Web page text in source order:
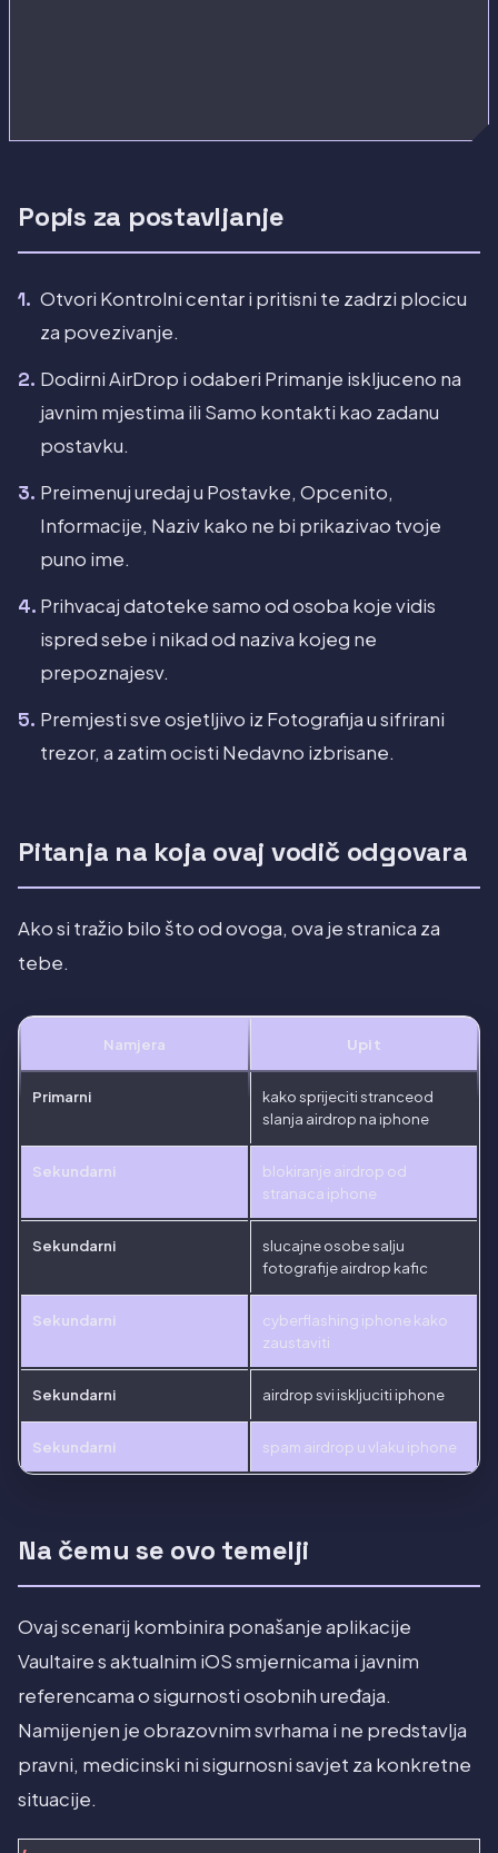
Popis za postavljanje
Otvori Kontrolni centar i pritisni te zadrzi plocicu
za povezivanje.
Dodirni AirDrop i odaberi Primanje iskljuceno na
javnim mjestima ili Samo kontakti kao zadanu
postavku.
Preimenuj uredaj u Postavke, Opcenito,
Informacije, Naziv kako ne bi prikazivao tvoje
puno ime.
Prihvacaj datoteke samo od osoba koje vidis
ispred sebe i nikad od naziva kojeg ne
prepoznajesv.
Premjesti sve osjetljivo iz Fotografija u sifrirani
trezor, a zatim ocisti Nedavno izbrisane.
Pitanja na koja ovaj vodič odgovara
Ako si tražio bilo što od ovoga, ova je stranica za
tebe.
Namjera Upit
Primarni
kako sprijeciti stranceod
slanja airdrop na iphone
Sekundarni
blokiranje airdrop od
stranaca iphone
Sekundarni
slucajne osobe salju
fotografije airdrop kafic
Sekundarni
cyberflashing iphone kako
zaustaviti
Sekundarni airdrop svi iskljuciti iphone
Sekundarni spam airdrop u vlaku iphone
Na čemu se ovo temelji
Ovaj scenarij kombinira ponašanje aplikacije
Vaultaire s aktualnim iOS smjernicama i javnim
referencama o sigurnosti osobnih uređaja.
Namijenjen je obrazovnim svrhama i ne predstavlja
pravni, medicinski ni sigurnosni savjet za konkretne
situacije.